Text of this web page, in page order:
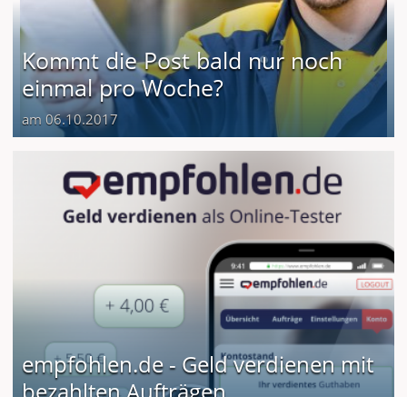
Kommt die Post bald nur noch
einmal pro Woche?
am 06.10.2017
empfohlen.de - Geld verdienen mit